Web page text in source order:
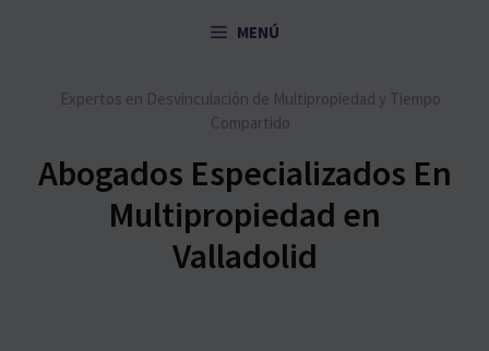
MENÚ
Expertos en Desvinculación de Multipropiedad y Tiempo
Compartido
Abogados Especializados En
Multipropiedad en
Valladolid